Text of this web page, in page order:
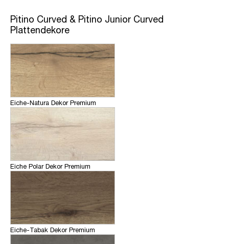
Pitino Curved & Pitino Junior Curved
Plattendekore
Eiche-Natura Dekor Premium
Eiche Polar Dekor Premium
Eiche-Tabak Dekor Premium